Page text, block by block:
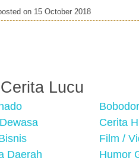
on 15 October 2018
Lucu
Cerita
Film /
Daerah
Humor